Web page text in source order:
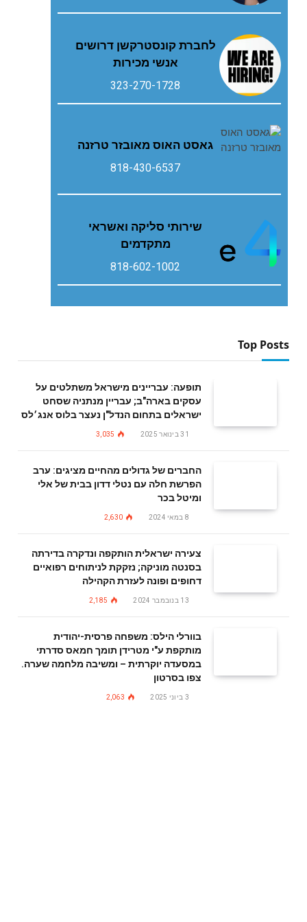
לחברת קונסטרקשן דרושים
אנשי מכירות
323-270-1728
גאסט‭ ‬האוס‭ ‬מאובזר‭ ‬טרזנה
818-430-6537
שירותי סליקה ואשראי
מתקדמים
818-602-1002
Top Posts
תופעה: עבריינים מישראל משתלטים על
עסקים בארה"ב; עבריין מנתניה שסחט
ישראלים בתחום הנדל"ן נעצר בלוס אנג׳לס
31 בינואר 2025 3,035
החברים של גדולים מהחיים מציגים: ערב
הפרשת חלה עם נטלי דדון בבית של אלי
ומיטל בכר
8 במאי 2024 2,630
צעירה ישראלית הותקפה ונדקרה בדירתה
בסנטה מוניקה; נזקקת לניתוחים רפואיים
דחופים ופונה לעזרת הקהילה
13 בנובמבר 2024 2,185
בוורלי הילס: משפחה פרסית-יהודית
מותקפת ע"י מטרידן תומך חמאס סדרתי
במסעדה יוקרתית – ומשיבה מלחמה שערה.
צפו בסרטון
3 ביוני 2025 2,063